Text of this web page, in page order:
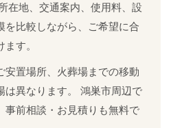
在地、交通案内、使用料、設
を比較しながら、ご希望に合
す。
安置場所、火葬場までの移動
は異なります。 鴻巣市周辺で
事前相談・お見積りも無料で